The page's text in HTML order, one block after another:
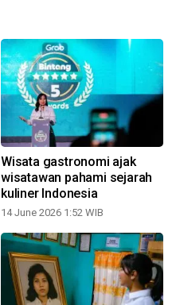
Wisata gastronomi ajak
wisatawan pahami sejarah
kuliner Indonesia
14 June 2026 1:52 WIB